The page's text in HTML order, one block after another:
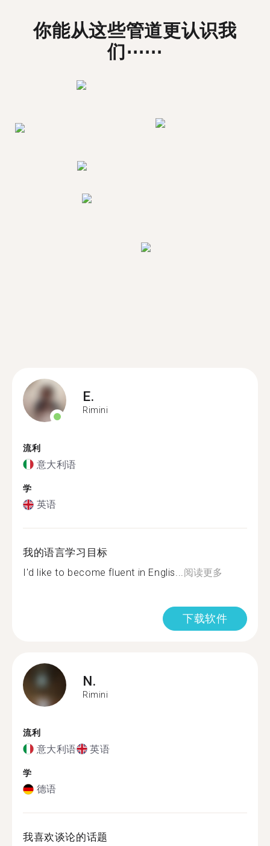
你能从这些管道更认识我
们⋯⋯
E.
Rimini
流利
意大利语
学
英语
我的语言学习目标
I'd like to become fluent in Englis...阅读更多
下载软件
N.
Rimini
流利
意大利语 英语
学
德语
我喜欢谈论的话题